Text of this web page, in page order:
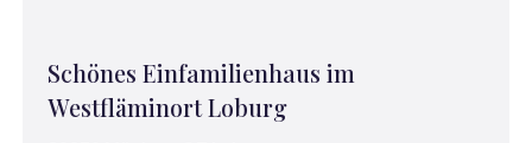
Schönes Einfamilienhaus im
Westfläminort Loburg